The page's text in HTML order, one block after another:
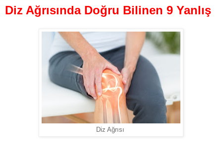
Diz Ağrısında Doğru Bilinen 9 Yanlış
Diz Ağrısı